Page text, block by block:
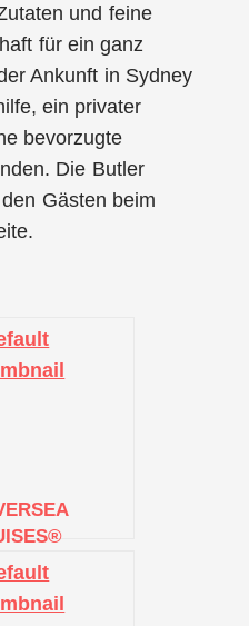
und feine
für ein ganz
Ankunft in Sydney
ein privater
bevorzugte
Die Butler
Gästen beim
SCHIFF